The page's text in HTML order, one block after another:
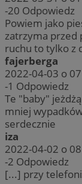
-20 Odpowiedz
Powiem jako
zatrzyma przed
ruchu to tylko z
fajerberga
2022-04-03 o
-1 Odpowiedz
Te "baby"
mniej
serdecznie
iza
2022-04-02 o
-2 Odpowiedz
[...] przy